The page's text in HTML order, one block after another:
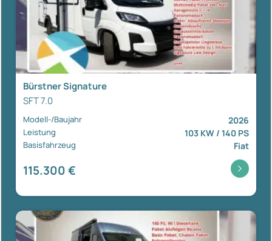
Bürstner Signature
SFT 7.0
Modell-/Baujahr 2026
Leistung 103 KW / 140 PS
Basisfahrzeug Fiat
115.300 €